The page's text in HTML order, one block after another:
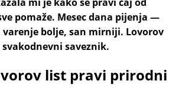
pomaže. Mesec dana pijenja —
bolje, san mirniji. Lovorov
saveznik.
list pravi prirodni